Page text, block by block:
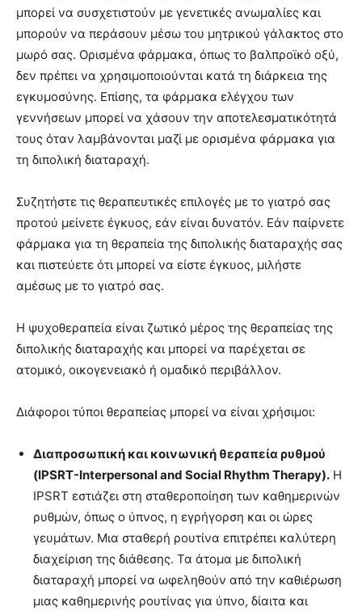
μπορεί να συσχετιστούν με γενετικές ανωμαλίες και
μπορούν να περάσουν μέσω του μητρικού γάλακτος στο
μωρό σας. Ορισμένα φάρμακα, όπως το βαλπροϊκό οξύ,
δεν πρέπει να χρησιμοποιούνται κατά τη διάρκεια της
εγκυμοσύνης. Επίσης, τα φάρμακα ελέγχου των
γεννήσεων μπορεί να χάσουν την αποτελεσματικότητά
τους όταν λαμβάνονται μαζί με ορισμένα φάρμακα για
τη διπολική διαταραχή.
Συζητήστε τις θεραπευτικές επιλογές με το γιατρό σας
προτού μείνετε έγκυος, εάν είναι δυνατόν. Εάν παίρνετε
φάρμακα για τη θεραπεία της διπολικής διαταραχής σας
και πιστεύετε ότι μπορεί να είστε έγκυος, μιλήστε
αμέσως με το γιατρό σας.
Η ψυχοθεραπεία είναι ζωτικό μέρος της θεραπείας της
διπολικής διαταραχής και μπορεί να παρέχεται σε
ατομικό, οικογενειακό ή ομαδικό περιβάλλον.
Διάφοροι τύποι θεραπείας μπορεί να είναι χρήσιμοι:
Διαπροσωπική και κοινωνική θεραπεία ρυθμού
(IPSRT-Interpersonal and Social Rhythm Therapy). Η
IPSRT εστιάζει στη σταθεροποίηση των καθημερινών
ρυθμών, όπως ο ύπνος, η εγρήγορση και οι ώρες
γευμάτων. Μια σταθερή ρουτίνα επιτρέπει καλύτερη
διαχείριση της διάθεσης. Τα άτομα με διπολική
διαταραχή μπορεί να ωφεληθούν από την καθιέρωση
μιας καθημερινής ρουτίνας για ύπνο, δίαιτα και